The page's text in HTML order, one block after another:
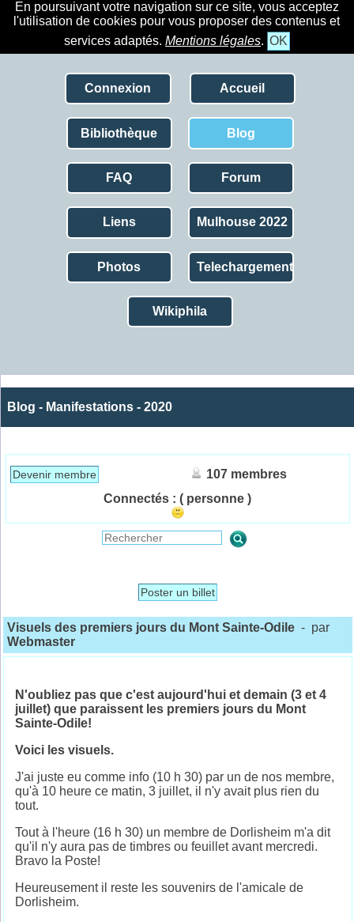
En poursuivant votre navigation sur ce site, vous acceptez
l'utilisation de cookies pour vous proposer des contenus et
services adaptés. Mentions légales. OK
Connexion Accueil
Bibliothèque Blog
FAQ Forum
Liens Mulhouse 2022
Photos Telechargement
Wikiphila
Blog - Manifestations - 2020
Devenir membre
107 membres
Connectés : ( personne )
Poster un billet
Visuels des premiers jours du Mont Sainte-Odile - par
Webmaster
N'oubliez pas que c'est aujourd'hui et demain (3 et 4
juillet) que paraissent les premiers jours du Mont
Sainte-Odile!
Voici les visuels.
J'ai juste eu comme info (10 h 30) par un de nos membre,
qu'à 10 heure ce matin, 3 juillet, il n'y avait plus rien du
tout.
Tout à l'heure (16 h 30) un membre de Dorlisheim m'a dit
qu'il n'y aura pas de timbres ou feuillet avant mercredi.
Bravo la Poste!
Heureusement il reste les souvenirs de l'amicale de
Dorlisheim.